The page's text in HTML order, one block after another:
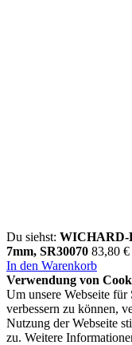
Du siehst: WICHARD-
7mm, SR30070 83,80 €
In den Warenkorb
Verwendung von
Um unsere Webseite
verbessern zu können,
Nutzung der Webseite
zu. Weitere